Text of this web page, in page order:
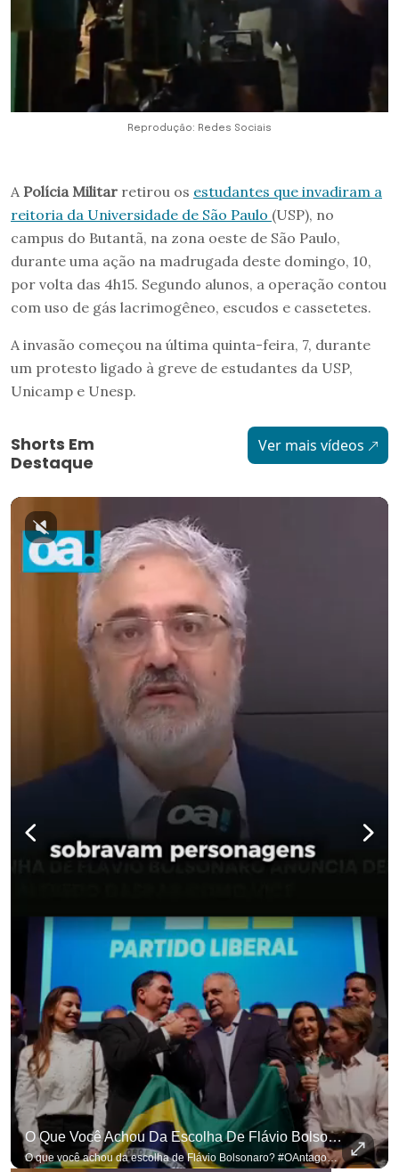
Reprodução: Redes Sociais
A Polícia Militar retirou os estudantes que invadiram a
reitoria da Universidade de São Paulo (USP), no
campus do Butantã, na zona oeste de São Paulo,
durante uma ação na madrugada deste domingo, 10,
por volta das 4h15. Segundo alunos, a operação contou
com uso de gás lacrimogêneo, escudos e cassetetes.
A invasão começou na última quinta-feira, 7, durante
um protesto ligado à greve de estudantes da USP,
Unicamp e Unesp.
Shorts Em
Destaque
Ver mais vídeos
O Que Você Achou Da Escolha De Flávio Bolsonaro? #OAntagonista
O que você achou da escolha de Flávio Bolsonaro? #OAntagonista Se você busca informação com credibilidade, inscreva-se agora e ative o